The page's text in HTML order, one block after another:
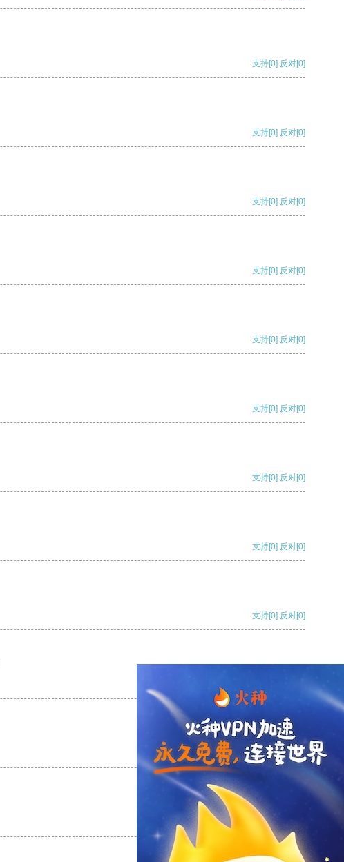
支持[0] 反对[0]
支持[0] 反对[0]
支持[0] 反对[0]
支持[0] 反对[0]
支持[0] 反对[0]
支持[0] 反对[0]
支持[0] 反对[0]
支持[0] 反对[0]
支持[0] 反对[0]
支持 [0] 反对[0]
支持[0] 反对